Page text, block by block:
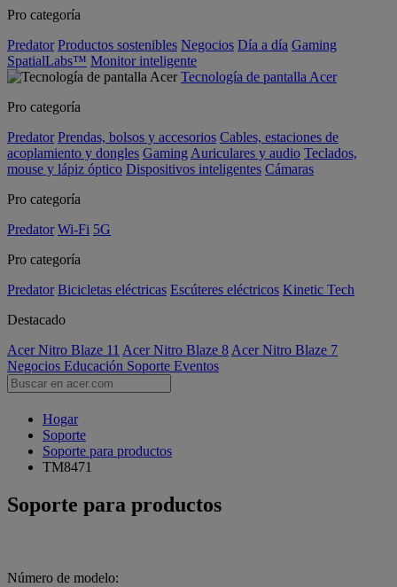
Pro categoría
Predator Productos sostenibles Negocios Día a día Gaming
SpatialLabs™ Monitor inteligente
Tecnología de pantalla Acer
Pro categoría
Predator Prendas, bolsos y accesorios Cables, estaciones de
acoplamiento y dongles Gaming Auriculares y audio Teclados,
mouse y lápiz óptico Dispositivos inteligentes Cámaras
Pro categoría
Predator Wi-Fi 5G
Pro categoría
Predator Bicicletas eléctricas Escúteres eléctricos Kinetic Tech
Destacado
Acer Nitro Blaze 11 Acer Nitro Blaze 8 Acer Nitro Blaze 7
Negocios Educación Soporte Eventos
Hogar
Soporte
Soporte para productos
TM8471
Soporte para productos
Número de modelo: